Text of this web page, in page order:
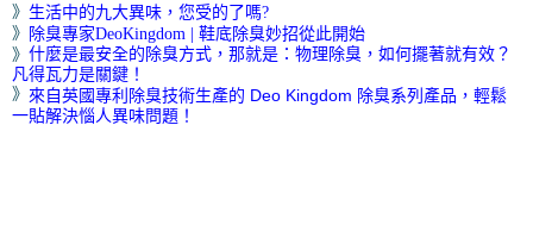
》 生活中的九大異味，您受的了嗎?
》 除臭專家DeoKingdom | 鞋底除臭妙招從此開始
》 什麼是最安全的除臭方式，那就是：物理除臭，如何擺著就有效？
凡得瓦力是關鍵！
》 來自英國專利除臭技術生產的 Deo Kingdom 除臭系列產品，輕鬆
一貼解決惱人異味問題！